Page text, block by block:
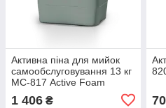
Активна піна для мийок
самообслуговування 13 кг
MС-817 Active Foam
1 406 ₴